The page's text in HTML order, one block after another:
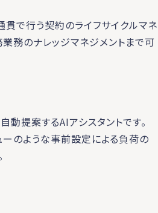
貫で行う契約のライフサイクルマネ
務のナレッジマネジメントまで可
提案するAIアシスタントです。
のような事前設定による負荷の